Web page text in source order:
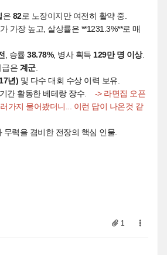
은 82로 노장이지만 여전히 활약 중.
가 가장 높고, 살상률은 **1231.3%**로 매
, 승률38.78%, 병사 획득129만 명 이상.
급은 계군.
년) 및 다수 대회 수상 이력 보유.
간 활동한 베테랑 장수. -> 라면집 오픈
가지 물어봤더니... 이런 답이 나온것 같
무력을 겸비한 전장의 핵심 인물.
1